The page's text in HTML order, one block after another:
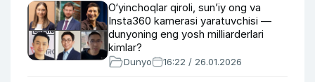
O‘yinchoqlar qiroli, sun’iy ong va
Insta360 kamerasi yaratuvchisi —
dunyoning eng yosh milliarderlari
kimlar?
Dunyo 16:22 / 26.01.2026